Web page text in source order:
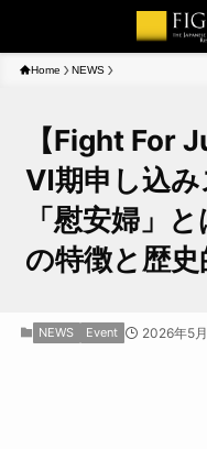
Home NEWS
【Fight For
Ⅵ期申し込み
「慰安婦」
の特徴と歴史
NEWS Event 2026年5